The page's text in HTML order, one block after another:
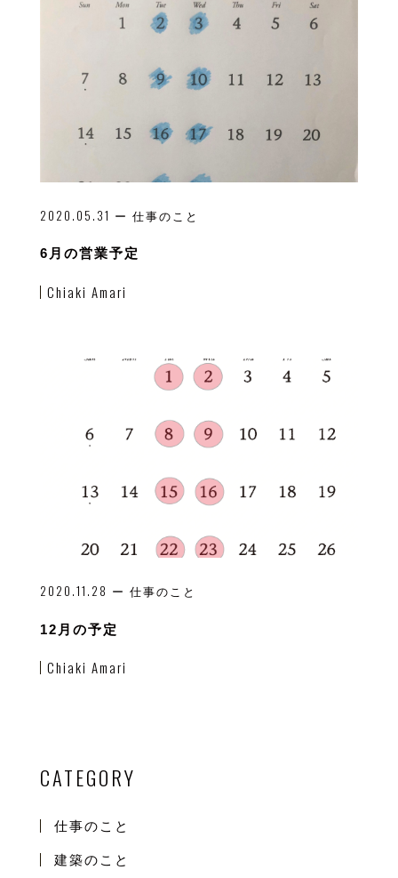
2020.05.31 ー 仕事のこと
6月の営業予定
Chiaki Amari
2020.11.28 ー 仕事のこと
12月の予定
Chiaki Amari
CATEGORY
仕事のこと
建築のこと